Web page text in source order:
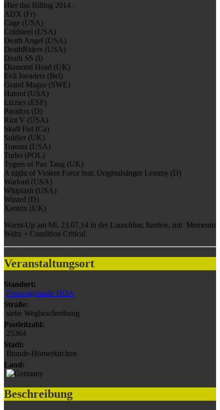
Hier das Billing 2014 :
ADX (Fr)
Cage (USA)
Coldsteel (USA)
Death Angel (USA)
DeathRiders (USA)
Death SS (I)
Diamond Head (UK)
Evil Invaders (Bel)
Grand Magus (SWE)
Hatriot (USA)
Lizzies (ESP)
Paradox (D)
Riot V (USA)
Skull Fist (Ca)
Soldier (UK)
Trauma (USA)
Turbo (POL)
Tygers of Pan Tang (UK)
A night of Violent Force feat. Originalsänger Lemmy (D)
Warlord (USA)
Whiplash (USA)
Wizard (D)
Xentrix (UK)
Warm-Up am Mi. 23.07.14 in der Lauschbar, Itzehoe, mit Memento
Waltz + Condition Critical
Veranstaltungsort
Standort:
Festivalgelände HOA
Straße:
siehe Wegbeschreibung
Postleitzahl:
25364
Stadt:
Brande-Hörnerkirchen
Land:
Beschreibung